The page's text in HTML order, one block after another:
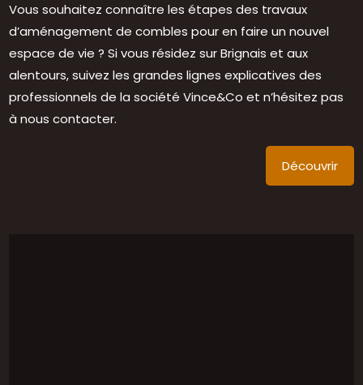
Vous souhaitez connaître les étapes des travaux
d’aménagement de combles pour en faire un nouvel
espace de vie ? Si vous résidez sur Brignais et aux
alentours, suivez les grandes lignes explicatives des
professionnels de la société Vince&Co et n’hésitez pas
à nous contacter.
Découvrir